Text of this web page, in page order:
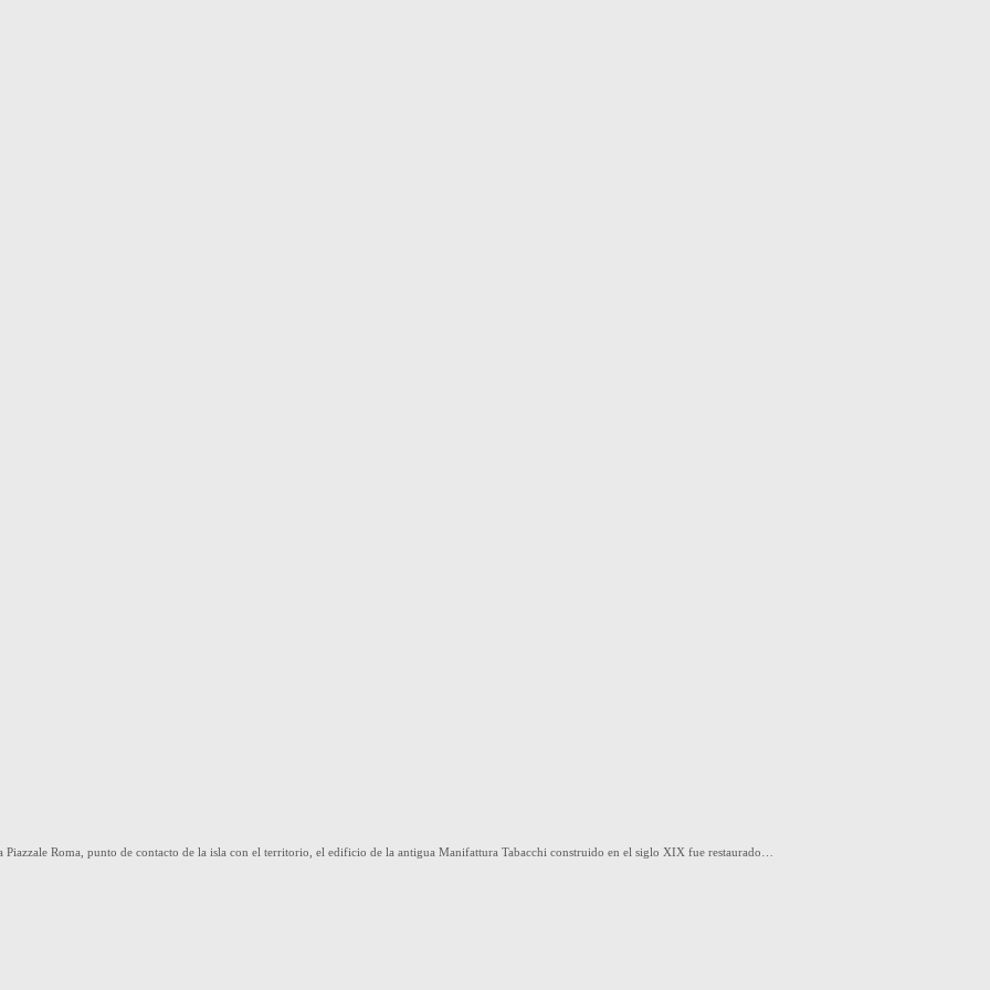
Roma, punto de contacto de la isla con el territorio, el edificio de la antigua Manifattura Tabacchi construido en el siglo XIX fue restaurado…